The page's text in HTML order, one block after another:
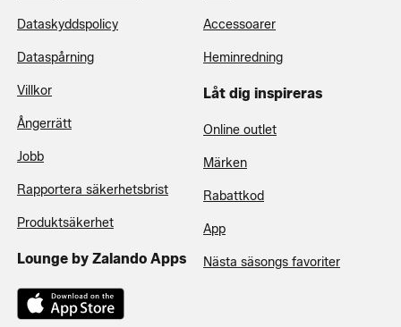
Dataskyddspolicy
Dataspårning
Villkor
Ångerrätt
Jobb
Rapportera säkerhetsbrist
Produktsäkerhet
Lounge by Zalando Apps
Accessoarer
Heminredning
Låt dig inspireras
Online outlet
Märken
Rabattkod
App
Nästa säsongs favoriter